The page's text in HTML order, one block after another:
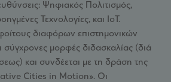
Ψηφιακός Πολιτισμός,
Τεχνολογίες, και IoT.
διαφόρων επιστημονικών
μορφές διδασκαλίας (διά
και συνδέεται με τη δράση της
Cities in Motion». Οι